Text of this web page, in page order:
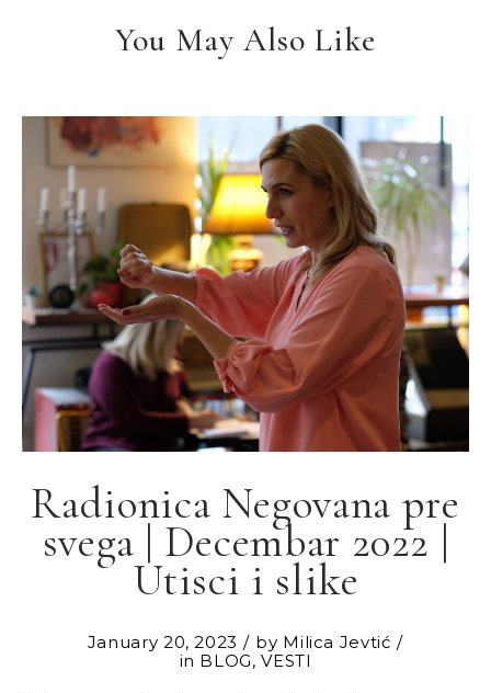
You May Also Like
Radionica Negovana pre
svega | Decembar 2022 |
Utisci i slike
January 20, 2023 by Milica Jevtić
in BLOG,VESTI